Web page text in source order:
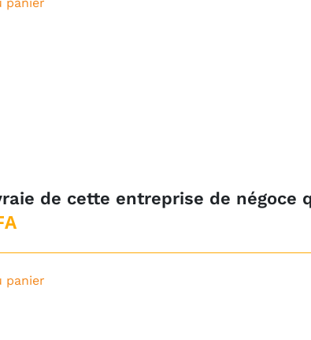
:
est :
de cette entreprise de négoce
:
Le
est :
panier